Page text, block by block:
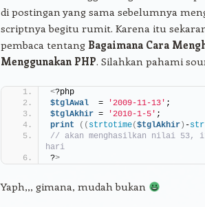
di postingan yang sama sebelumnya
scriptnya begitu rumit. Karena itu
pembaca tentang Bagaimana Cara
Menggunakan PHP. Silahkan pahami
<?php
$tglAwal
  =
'2009-11-13' ;
$tglAkhir = '2010-1-5' ;
print
(( strtotime($tglAkhir ) -
// akan menghasilkan nilai 53,
hari
?>
Yaph,,, gimana, mudah bukan